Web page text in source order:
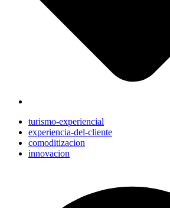
turismo-experiencial
experiencia-del-cliente
comoditizacion
innovacion